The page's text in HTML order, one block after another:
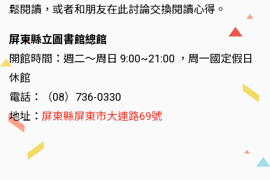
鬆閱讀，或者和朋友在此討論交換閱讀心得。
屏東縣立圖書館總館
開館時間：週二～周日 9:00~21:00 ，周一國定假日
休館
電話：（08）736-0330
地址： 屏東縣屏東市大連路69號